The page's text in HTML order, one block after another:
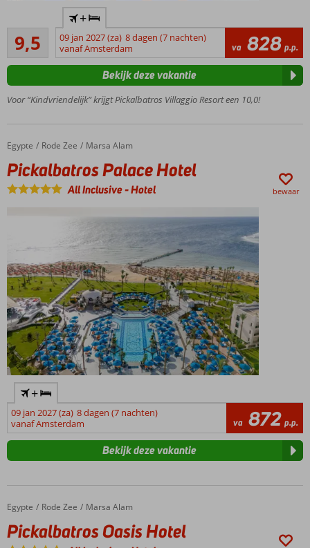
resort
Aquapark
met maar
glijbanen
ontspanningsmogelijkheden
Ligt
aan
het
strand
gezin
9,5
Uitmuntend
4
beoordelingen
+
09 jan 2027 (za) 8 dagen (7 nachten)
vanaf Amsterdam
va 828 p.p.
Voor “Kindvriendelijk” krijgt Pickalbatros Villaggio Resort een 10,0!
Bekijk deze vakantie
Home
Egypte Rode Zee Marsa Alam
Pickalbatros Palace Hotel
Pickalbatros Palace Hotel
All Inclusive-Hotel bewaar
+
09 jan 2027 (za) 8 dagen (7 nachten)
vanaf Amsterdam
va 872 p.p.
Bekijk deze vakantie
Home
Egypte Rode Zee Marsa Alam
Pickalbatros Oasis Hotel
Pickalbatros Oasis Hotel